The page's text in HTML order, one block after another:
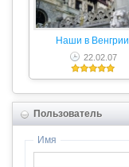
Наши в Венгрии
22.02.07
Пользователь
Имя